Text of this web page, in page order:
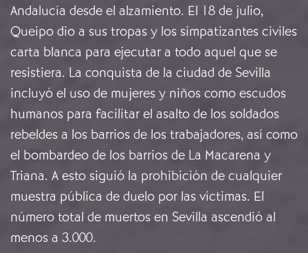
Andalucía desde el alzamiento. El 18 de julio,
Queipo dio a sus tropas y los simpatizantes civiles
carta blanca para ejecutar a todo aquel que se
resistiera. La conquista de la ciudad de Sevilla
incluyó el uso de mujeres y niños como escudos
humanos para facilitar el asalto de los soldados
rebeldes a los barrios de los trabajadores, así como
el bombardeo de los barrios de La Macarena y
Triana. A esto siguió la prohibición de cualquier
muestra pública de duelo por las víctimas. El
número total de muertos en Sevilla ascendió al
menos a 3.000.